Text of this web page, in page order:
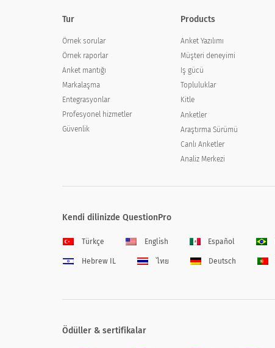
Tur
Örnek sorular
Örnek raporlar
Anket mantığı
Markalaşma
Entegrasyonlar
Profesyonel hizmetler
Güvenlik
Products
Anket Yazılımı
Müşteri deneyimi
Iş gücü
Topluluklar
Kitle
Anketler
Araştırma Sürümü
Canlı Anketler
Analiz Merkezi
Kendi dilinizde QuestionPro
Türkçe English Español
Hebrew IL ไทย Deutsch
Ödüller & sertifikalar